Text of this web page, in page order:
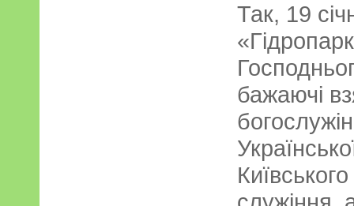
Так, 19
бажаючі